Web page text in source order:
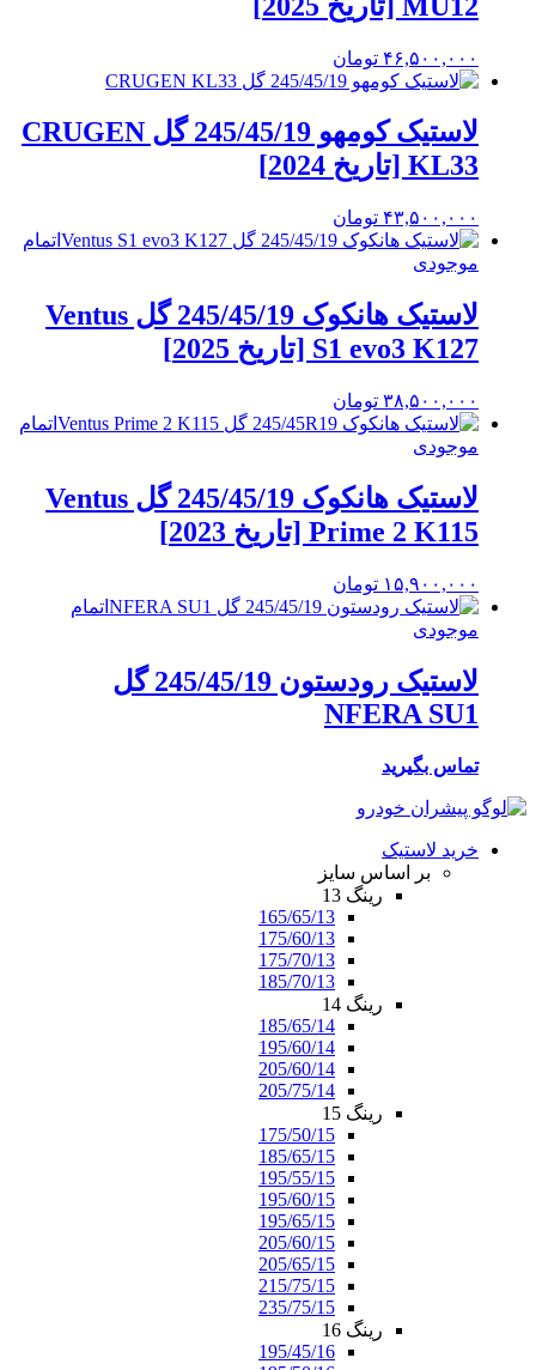
۴۶,۵۰۰,۰۰۰ تومان
لاستیک کومهو 245/45/19 گل CRUGEN
KL33 [تاریخ 2024]
۴۳,۵۰۰,۰۰۰ تومان
اتمام
موجودی
لاستیک هانکوک 245/45/19 گل Ventus
S1 evo3 K127 [تاریخ 2025]
۳۸,۵۰۰,۰۰۰ تومان
اتمام
موجودی
لاستیک هانکوک 245/45/19 گل Ventus
Prime 2 K115 [تاریخ 2023]
۱۵,۹۰۰,۰۰۰ تومان
اتمام
موجودی
لاستیک رودستون 245/45/19 گل
NFERA SU1
تماس بگیرید
خرید لاستیک
بر اساس سایز
رینگ 13
165/65/13
175/60/13
175/70/13
185/70/13
رینگ 14
185/65/14
195/60/14
205/60/14
205/75/14
رینگ 15
175/50/15
185/65/15
195/55/15
195/60/15
195/65/15
205/60/15
205/65/15
215/75/15
235/75/15
رینگ 16
195/45/16